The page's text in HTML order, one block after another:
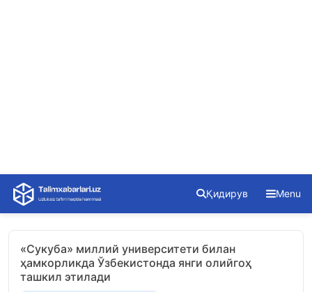
Skip
content
Қидирув Menu
«Сукуба» миллий университети билан
ҳамкорликда Ўзбекистонда янги олийгоҳ
ташкил этилади